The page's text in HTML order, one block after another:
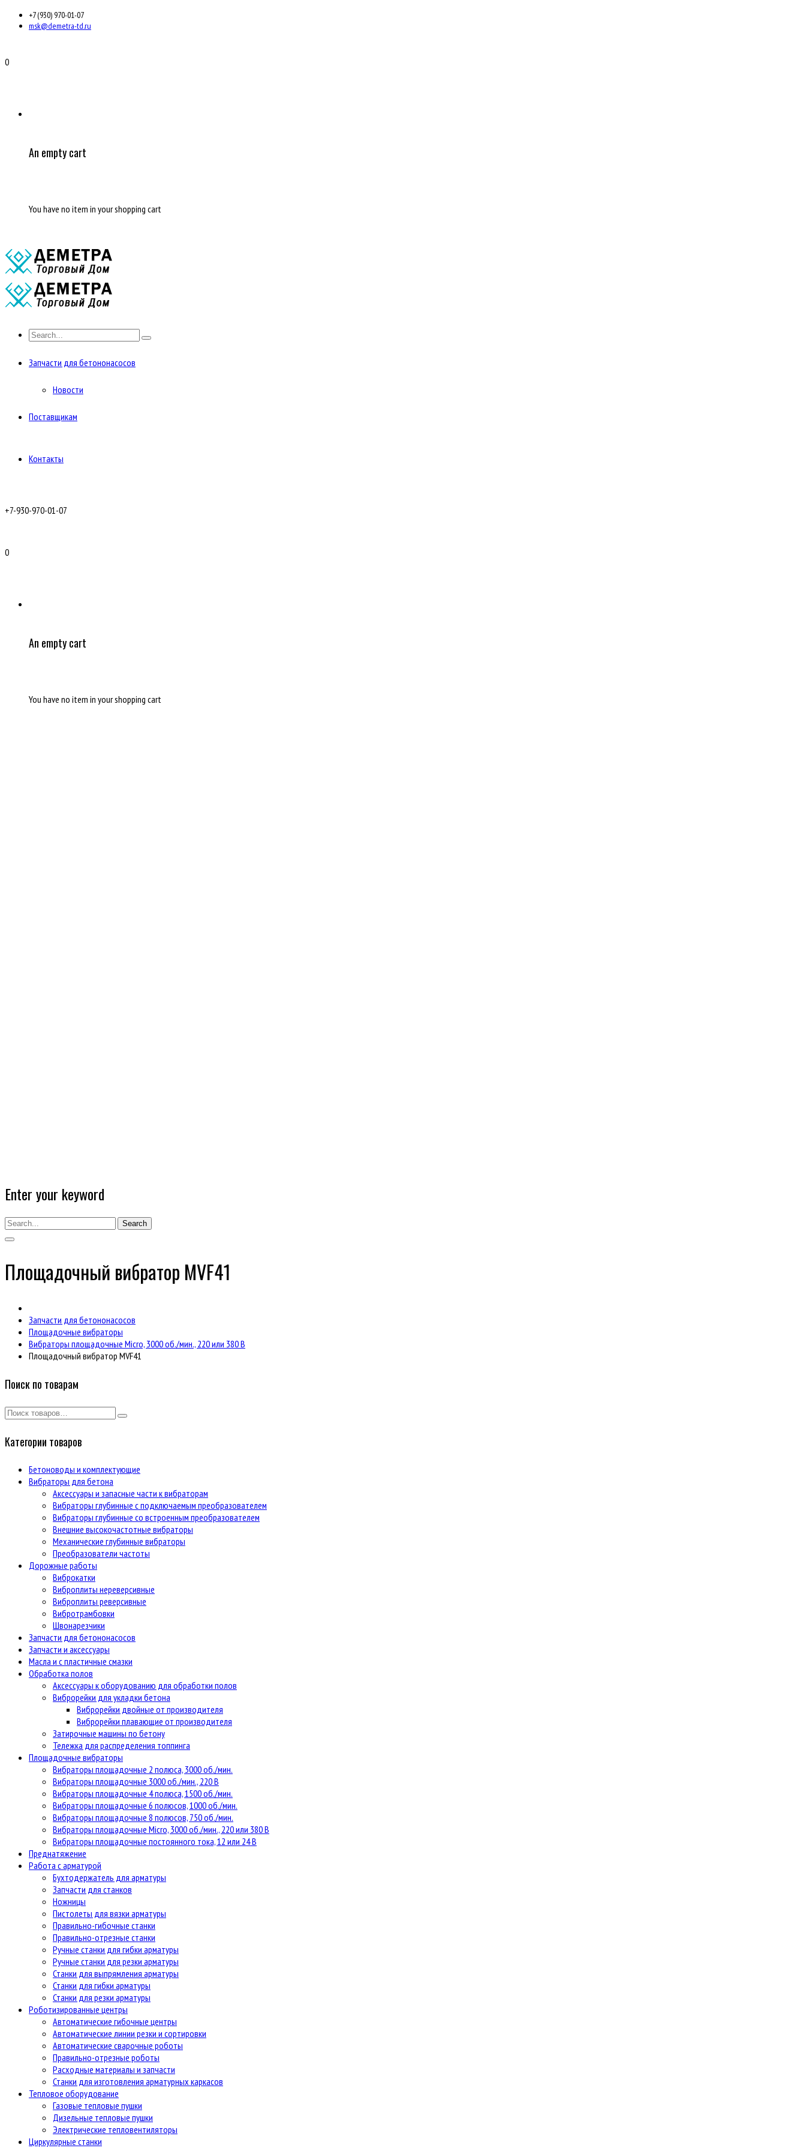
+7 (930) 970-01-07
msk@demetra-td.ru
0
An empty cart
You have no item in your shopping cart
Запчасти для бетононасосов
Новости
Поставщикам
Контакты
+7-930-970-01-07
0
An empty cart
You have no item in your shopping cart
Enter your keyword
Search
Площадочный вибратор MVF41
Запчасти для бетононасосов
Площадочные вибраторы
Вибраторы площадочные Micro, 3000 об./мин., 220 или 380 В
Площадочный вибратор MVF41
Поиск по товарам
Категории товаров
Бетоноводы и комплектующие
Вибраторы для бетона
Аксессуары и запасные части к вибраторам
Вибраторы глубинные с подключаемым преобразователем
Вибраторы глубинные со встроенным преобразователем
Внешние высокочастотные вибраторы
Механические глубинные вибраторы
Преобразователи частоты
Дорожные работы
Виброкатки
Виброплиты нереверсивные
Виброплиты реверсивные
Вибротрамбовки
Швонарезчики
Запчасти для бетононасосов
Запчасти и аксессуары
Масла и с пластичные смазки
Обработка полов
Аксессуары к оборудованию для обработки полов
Виброрейки для укладки бетона
Виброрейки двойные от производителя
Виброрейки плавающие от производителя
Затирочные машины по бетону
Тележка для распределения топпинга
Площадочные вибраторы
Вибраторы площадочные 2 полюса, 3000 об./мин.
Вибраторы площадочные 3000 об./мин., 220 В
Вибраторы площадочные 4 полюса, 1500 об./мин.
Вибраторы площадочные 6 полюсов, 1000 об./мин.
Вибраторы площадочные 8 полюсов, 750 об./мин.
Вибраторы площадочные Micro, 3000 об./мин., 220 или 380 В
Вибраторы площадочные постоянного тока, 12 или 24 В
Преднатяжение
Работа с арматурой
Бухтодержатель для арматуры
Запчасти для станков
Ножницы
Пистолеты для вязки арматуры
Правильно-гибочные станки
Правильно-отрезные станки
Ручные станки для гибки арматуры
Ручные станки для резки арматуры
Станки для выпрямления арматуры
Станки для гибки арматуры
Станки для резки арматуры
Роботизированные центры
Автоматические гибочные центры
Автоматические линии резки и сортировки
Автоматические сварочные роботы
Правильно-отрезные роботы
Расходные материалы и запчасти
Станки для изготовления арматурных каркасов
Тепловое оборудование
Газовые тепловые пушки
Дизельные тепловые пушки
Электрические тепловентиляторы
Циркулярные станки